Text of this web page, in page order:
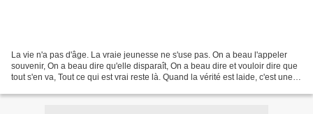
La vie n'a pas d'âge. La vraie jeunesse ne s'use pas. On a beau l'appeler
souvenir, On a beau dire qu'elle disparaît, On a beau dire et vouloir dire que
tout s'en va, Tout ce qui est vrai reste là. Quand la vérité est laide, c'est une